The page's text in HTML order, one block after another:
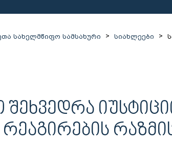
სახელმწიფო სამსახური > სიახლეები >
ᲨᲔᲮᲕᲔᲓᲠᲐ